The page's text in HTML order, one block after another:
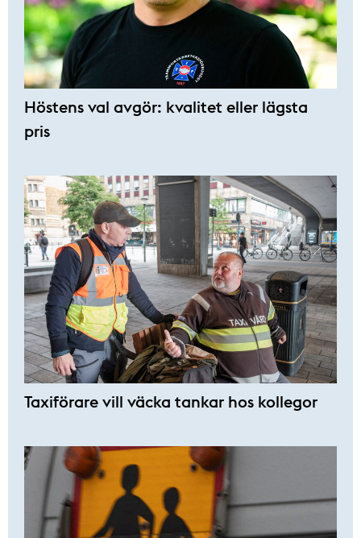
Höstens val avgör: kvalitet eller lägsta
pris
Taxiförare vill väcka tankar hos kollegor